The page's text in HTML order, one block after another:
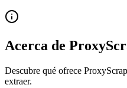
Acerca de
Descubre qué ofrece
extraer.